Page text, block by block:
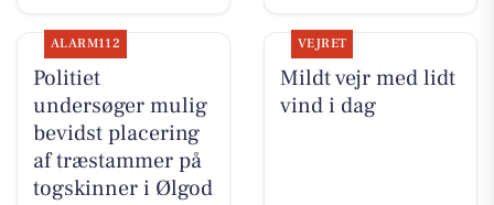
ALARM112
Politiet
undersøger mulig
bevidst placering
af træstammer på
togskinner i Ølgod
VEJRET
Mildt vejr med lidt
vind i dag